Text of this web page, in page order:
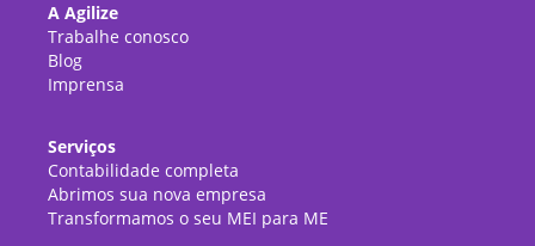
A Agilize
Trabalhe conosco
Blog
Imprensa
Serviços
Contabilidade completa
Abrimos sua nova empresa
Transformamos o seu MEI para ME